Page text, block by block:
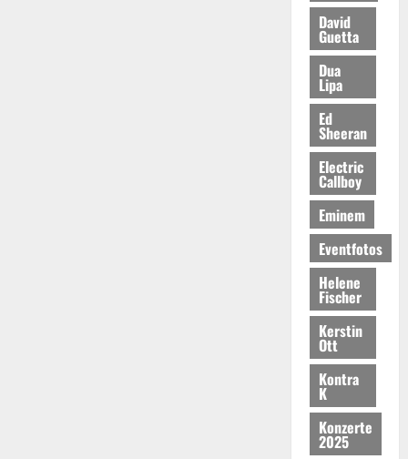
David
Guetta
Dua
Lipa
Ed
Sheeran
Electric
Callboy
Eminem
Eventfotos
Helene
Fischer
Kerstin
Ott
Kontra
K
Konzerte
2025